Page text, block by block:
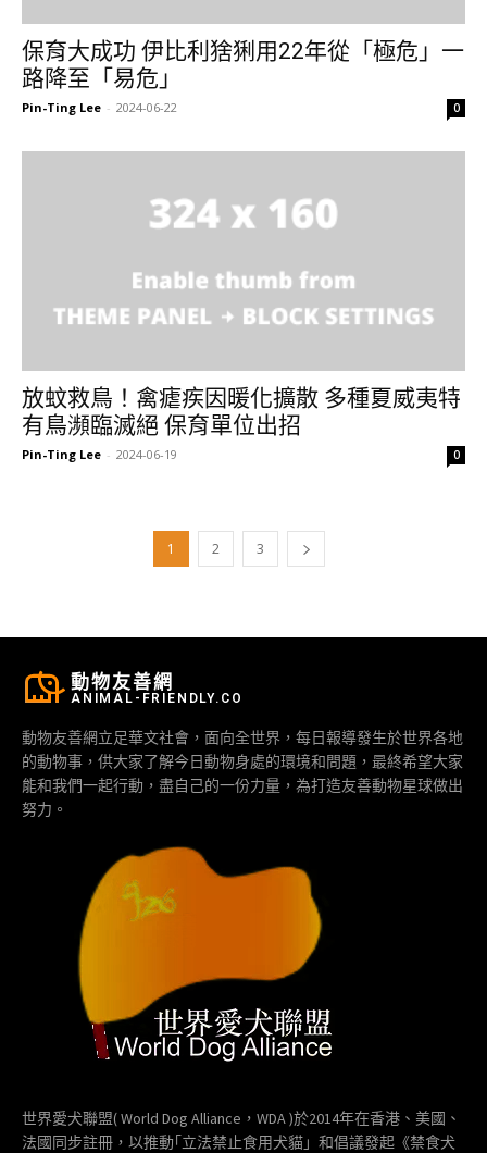
保育大成功 伊比利猞猁用22年從「極危」一
路降至「易危」
Pin-Ting Lee - 2024-06-22 0
放蚊救鳥！禽瘧疾因暖化擴散 多種夏威夷特
有鳥瀕臨滅絕 保育單位出招
Pin-Ting Lee - 2024-06-19 0
1 2 3
動物友善網
ANIMAL-FRIENDLY.CO
動物友善網立足華文社會，面向全世界，每日報導發生於世界各地
的動物事，供大家了解今日動物身處的環境和問題，最終希望大家
能和我們一起行動，盡自己的一份力量，為打造友善動物星球做出
努力。
世界愛犬聯盟( World Dog Alliance，WDA )於2014年在香港、美國、
法國同步註冊，以推動｢立法禁止食用犬貓」和倡議發起《禁食犬